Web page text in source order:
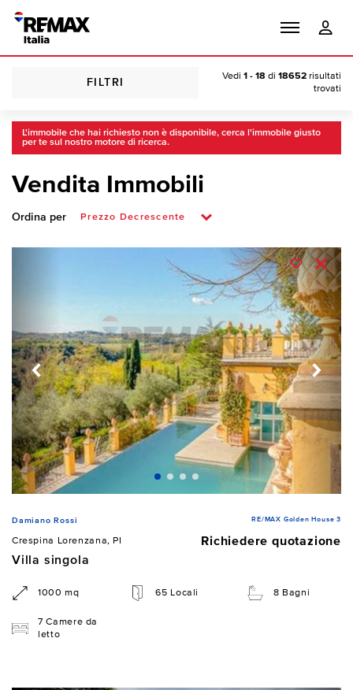
FILTRI
Vedi 1 - 18 di 18652 risultati
trovati
L'immobile che hai richiesto non è disponibile, cerca l'immobile giusto
per te sul nostro motore di ricerca.
Vendita Immobili
Ordina per
Damiano Rossi RE/MAX Golden House 3
Crespina Lorenzana, PI
Richiedere quotazione
Villa singola
1000 mq 65 Locali 8 Bagni
7 Camere da
letto